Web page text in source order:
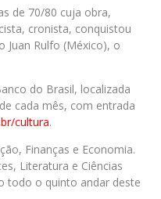
de 70/80 cuja obra,
cronista, conquistou
Juan Rulfo (México), o
do Brasil, localizada
cada mês, com entrada
cultura.
Finanças e Economia.
Literatura e Ciências
todo o quinto andar deste